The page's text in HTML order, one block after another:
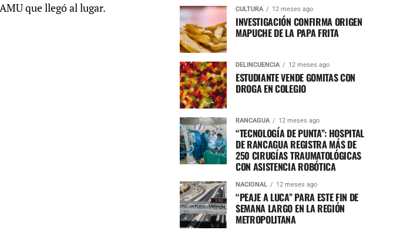
que llegó al lugar.
CULTURA 12 meses ago
INVESTIGACIÓN CONFIRMA ORIGEN
MAPUCHE DE LA PAPA FRITA
DELINCUENCIA 12 meses ago
ESTUDIANTE VENDE GOMITAS CON
DROGA EN COLEGIO
RANCAGUA 12 meses ago
“TECNOLOGÍA DE PUNTA”: HOSPITAL
DE RANCAGUA REGISTRA MÁS DE
250 CIRUGÍAS TRAUMATOLÓGICAS
CON ASISTENCIA ROBÓTICA
NACIONAL 12 meses ago
“PEAJE A LUCA” PARA ESTE FIN DE
SEMANA LARGO EN LA REGIÓN
METROPOLITANA